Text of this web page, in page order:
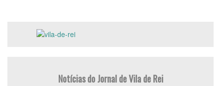
Notícias do Jornal de Vila de Rei